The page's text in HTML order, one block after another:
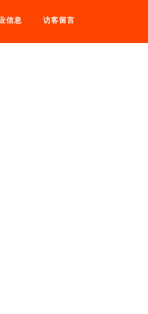
信息 访客留言